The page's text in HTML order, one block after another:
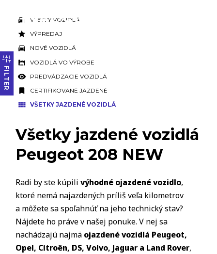
FILTER
VŠETKY VOZIDLÁ
VÝPREDAJ
NOVÉ VOZIDLÁ
VOZIDLÁ VO VÝROBE
PREDVÁDZACIE VOZIDLÁ
CERTIFIKOVANÉ JAZDENÉ
VŠETKY JAZDENÉ VOZIDLÁ
Všetky jazdené vozidlá
Peugeot 208 NEW
Radi by ste kúpili výhodné ojazdené vozidlo,
ktoré nemá najazdených príliš veľa kilometrov
a môžete sa spoľahnúť na jeho technický stav?
Nájdete ho práve v našej ponuke. V nej sa
nachádzajú najmä ojazdené vozidlá Peugeot,
Opel, Citroën, DS, Volvo, Jaguar a Land Rover,